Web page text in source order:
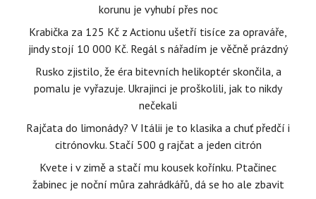
korunu je vyhubí přes noc
Krabička za 125 Kč z Actionu ušetří tisíce za opraváře,
jindy stojí 10 000 Kč. Regál s nářadím je věčně prázdný
Rusko zjistilo, že éra bitevních helikoptér skončila, a
pomalu je vyřazuje. Ukrajinci je proškolili, jak to nikdy
nečekali
Rajčata do limonády? V Itálii je to klasika a chuť předčí i
citrónovku. Stačí 500 g rajčat a jeden citrón
Kvete i v zimě a stačí mu kousek kořínku. Ptačinec
žabinec je noční můra zahrádkářů, dá se ho ale zbavit